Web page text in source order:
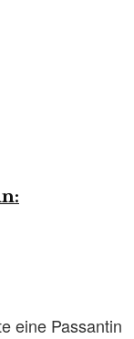
eine Passantin